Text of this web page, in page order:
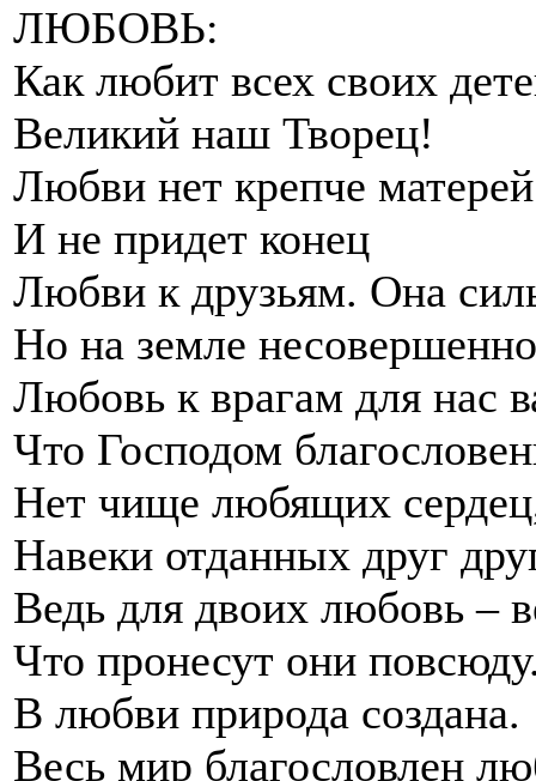
ЛЮБОВЬ:
Как любит всех своих
Великий наш Творец!
Любви нет крепче
И не придет конец
Любви к друзьям. Она
Но на земле
Любовь к врагам для нас
Что Господом
Нет чище любящих
Навеки отданных друг
Ведь для двоих любовь –
Что пронесут они
В любви природа создана.
Весь мир благословлен